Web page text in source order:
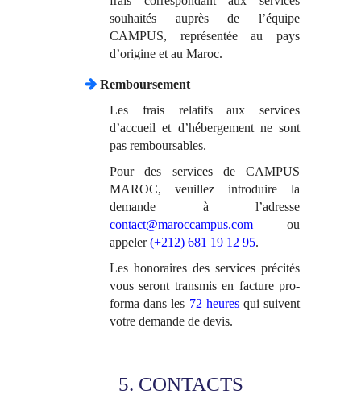
souhaités auprès de l’équipe
CAMPUS, représentée au pays
d’origine et au Maroc.
Remboursement
Les frais relatifs aux services
d’accueil et d’hébergement ne sont
pas remboursables.
Pour des services de CAMPUS
MAROC, veuillez introduire la
demande à l’adresse
contact@maroccampus.com ou
appeler(+212) 681 19 12 95.
Les honoraires des services précités
vous seront transmis en facture pro-
forma dans les 72 heuresqui suivent
votre demande de devis.
5. CONTACTS